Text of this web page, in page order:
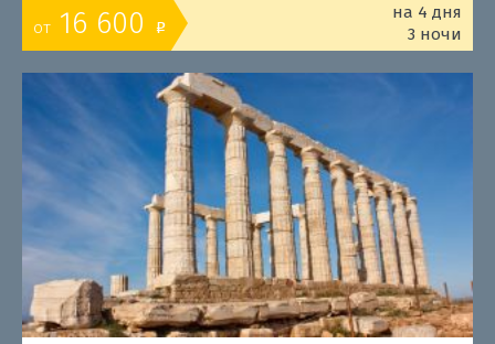
от 16 600 o
на 4 дня
3 ночи